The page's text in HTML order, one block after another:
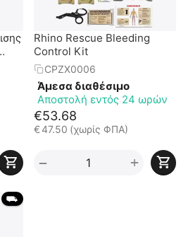
Rhino Rescue Bleeding
Control Kit
CPZX0006
Άμεσα διαθέσιμο
Αποστολή εντός 24 ωρών
€53.68
€47.50 (χωρίς ΦΠΑ)
+
−
⛟